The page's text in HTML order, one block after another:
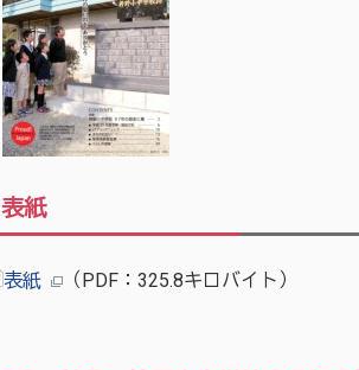
表紙
表紙 （PDF：325.8キロバイト）